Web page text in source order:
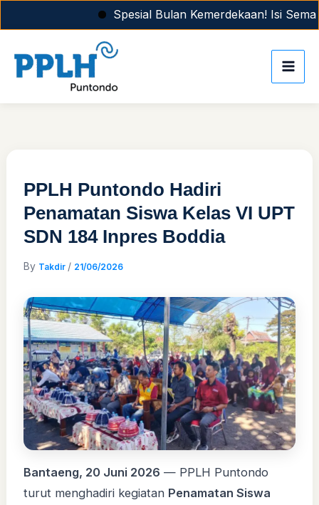
Spesial Bulan Kemerdekaan! Isi
to
PPLH Puntondo Hadiri
Penamatan Siswa Kelas VI UPT
SDN 184 Inpres Boddia
By Takdir / 21/06/2026
Bantaeng, 20 Juni 2026 — PPLH Puntondo
turut menghadiri kegiatan Penamatan Siswa